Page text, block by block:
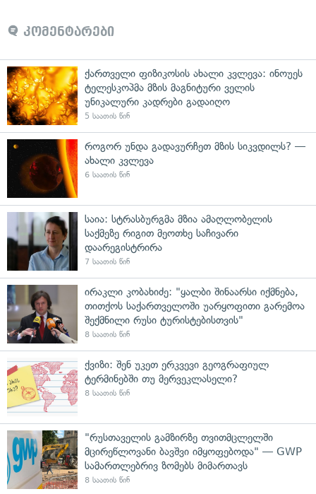
კომენტარები
ქართველი ფიზიკოსის ახალი კვლევა: ინოუეს
ტელესკოპმა მზის მაგნიტური ველის
უნიკალური კადრები გადაიღო
5 საათის წინ
როგორ უნდა გადავურჩეთ მზის სიკვდილს? —
ახალი კვლევა
6 საათის წინ
საია: სტრასბურგმა მზია ამაღლობელის
საქმეზე რიგით მეოთხე საჩივარი
დაარეგისტრირა
7 საათის წინ
ირაკლი კობახიძე: "ყალბი შინაარსი იქმნება,
თითქოს საქართველოში უარყოფითი გარემოა
შექმნილი რუსი ტურისტებისთვის"
8 საათის წინ
ქვიზი: შენ უკეთ ერკვევი გეოგრაფიულ
ტერმინებში თუ მერვეკლასელი?
8 საათის წინ
"რუსთაველის გამზირზე თვითმცლელში
მცირეწლოვანი ბავშვი იმყოფებოდა" — GWP
სამართლებრივ ზომებს მიმართავს
8 საათის წინ